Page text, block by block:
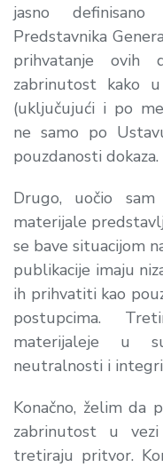
jasno
Predstavnika
prihvatanje ovih
zabrinutost kako
(uključujući i po
ne samo po
pouzdanosti dokaza.
Drugo, uočio
materijale
se bave situacijom
publikacije imaju
ih prihvatiti kao
postupcima.
materijaleje u
neutralnosti i
Konačno, želim da
zabrinutost u
tretiraju pritvor.